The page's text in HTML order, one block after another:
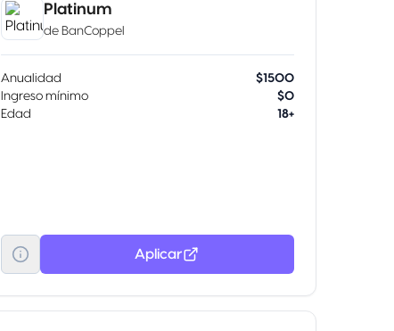
Obtén pagos fijos Parcializa tus compras o saldo
con una tasa preferencial.
Disponible Banamex Convierte parte de tu línea de
crédito en efectivo con tasa preferencial. Beneficio
por invitación.
Platinum
de BanCoppel
Anualidad
$1500
Ingreso mínimo
$0
Edad
18+
Aplicar